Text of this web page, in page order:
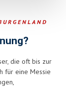
die oft bis zur
für eine Messie